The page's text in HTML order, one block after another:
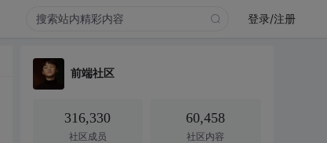
登录/注册
前端社区
316,330
社区成员
60,458
社区内容